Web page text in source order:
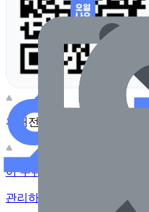
휴대전화 카메라로 찍어보세
이 주유소의 사장님이신가요?
관리하기